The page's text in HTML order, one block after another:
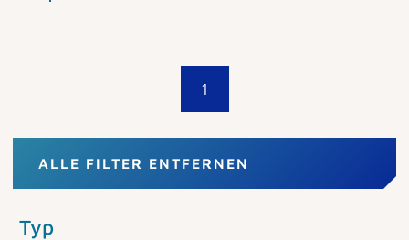
1
ALLE FILTER ENTFERNEN
Typ